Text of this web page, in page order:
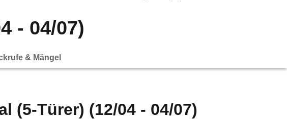
- 04/07)
& Mängel
(5-Türer) (12/04 - 04/07)